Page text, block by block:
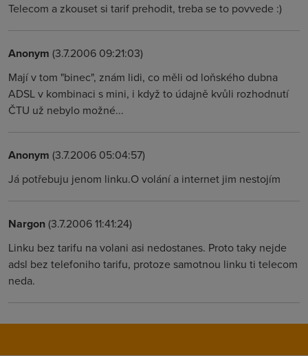
Telecom a zkouset si tarif prehodit, treba se to povvede :)
Anonym (3.7.2006 09:21:03)
Mají v tom "binec", znám lidi, co měli od loňského dubna
ADSL v kombinaci s mini, i když to údajně kvůli rozhodnutí
ČTU už nebylo možné...
Anonym (3.7.2006 05:04:57)
Já potřebuju jenom linku.O volání a internet jim nestojím
Nargon(3.7.2006 11:41:24)
Linku bez tarifu na volani asi nedostanes. Proto taky nejde
adsl bez telefoniho tarifu, protoze samotnou linku ti telecom
neda.